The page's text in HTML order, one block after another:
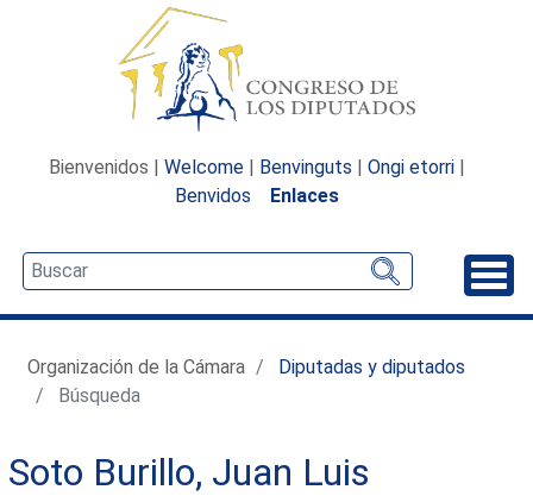
Bienvenidos | Welcome | Benvinguts | Ongi etorri |
Benvidos
Enlaces
Organización de la Cámara
Diputadas y diputados
Búsqueda
Soto Burillo, Juan Luis